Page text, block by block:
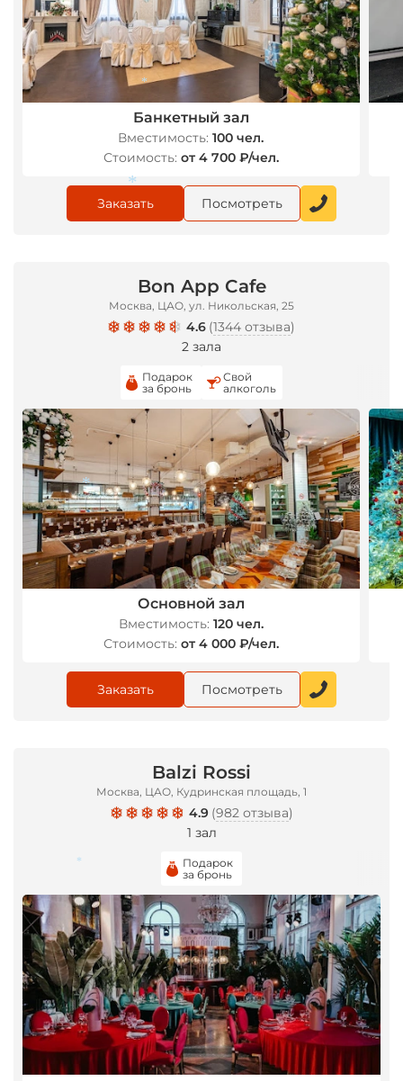
Банкетный зал
Вместимость: 100 чел.
Стоимость: от 4 700 ₽/чел.
Заказать Посмотреть
Bon App Cafe
Москва, ЦАО, ул. Никольская, 25
4.6 (1344 отзыва)
2 зала
Подарок
за бронь
Свой
алкоголь
Основной зал
Вместимость: 120 чел.
Стоимость: от 4 000 ₽/чел.
Заказать Посмотреть
Balzi Rossi
Москва, ЦАО, Кудринская площадь, 1
4.9 (982 отзыва)
1 зал
Подарок
за бронь
*
*